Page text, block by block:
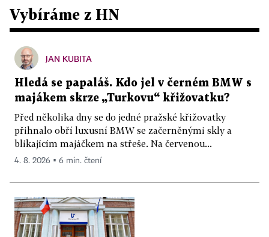
Vybíráme z HN
JAN KUBITA
Hledá se papaláš. Kdo jel v černém BMW s
majákem skrze „Turkovu“ křižovatku?
Před několika dny se do jedné pražské křižovatky
přihnalo obří luxusní BMW se začerněnými skly a
blikajícím majáčkem na střeše. Na červenou...
4. 8. 2026 ▪ 6 min. čtení